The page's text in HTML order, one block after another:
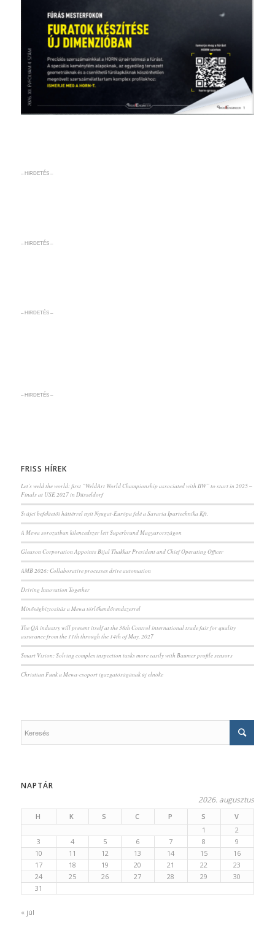
– HIRDETÉS –
– HIRDETÉS –
– HIRDETÉS –
– HIRDETÉS –
FRISS HÍREK
Let’s weld the world: first “WeldArt World Championship associated with IIW” to start in 2025 –
Finals at USE 2027 in Düsseldorf
Svájci befektetői háttérrel nyit Nyugat-Európa felé a Savaria Ipartechnika Kft.
A Mewa sorozatban kilencedszer lett Superbrand Magyarországon
Gleason Corporation Appoints Bijal Thakkar President and Chief Operating Officer
AMB 2026: Collaborative processes drive automation
Driving Innovation Together
Minőségbiztosítás a Mewa törlőkendőrendszerrel
The QA industry will present itself at the 38th Control international trade fair for quality
assurance from the 11th through the 14th of May, 2027
Smart Vision: Solving complex inspection tasks more easily with Baumer profile sensors
Christian Funk a Mewa-csoport igazgatóságának új elnöke
NAPTÁR
2026. augusztus
H K S C P S
V
1
2
3
4 5 6 7 8
9
10
11 12 13 14 15
16
17
18 19 20 21 22
23
24
25 26 27 28 29
30
31
« júl